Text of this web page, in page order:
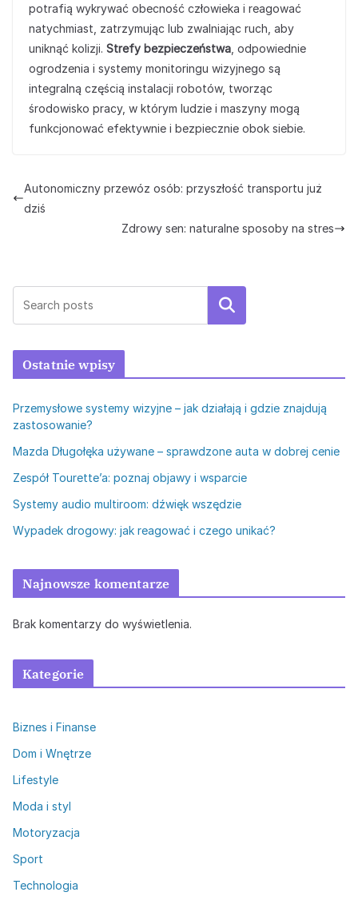
potrafią wykrywać obecność człowieka i reagować
natychmiast, zatrzymując lub zwalniając ruch, aby
uniknąć kolizji. Strefy bezpieczeństwa , odpowiednie
ogrodzenia i systemy monitoringu wizyjnego są
integralną częścią instalacji robotów, tworząc
środowisko pracy, w którym ludzie i maszyny mogą
funkcjonować efektywnie i bezpiecznie obok siebie.
Autonomiczny przewóz osób: przyszłość transportu już
dziś
Zdrowy sen: naturalne sposoby na stres
Szukaj
Ostatnie wpisy
Przemysłowe systemy wizyjne – jak działają i gdzie znajdują
zastosowanie?
Mazda Długołęka używane – sprawdzone auta w dobrej cenie
Zespół Tourette’a: poznaj objawy i wsparcie
Systemy audio multiroom: dźwięk wszędzie
Wypadek drogowy: jak reagować i czego unikać?
Najnowsze komentarze
Brak komentarzy do wyświetlenia.
Kategorie
Biznes i Finanse
Dom i Wnętrze
Lifestyle
Moda i styl
Motoryzacja
Sport
Technologia